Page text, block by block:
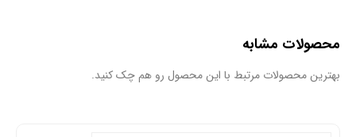
محصولات مشابه
بهترین محصولات مرتبط با این محصول رو هم چک کنید.